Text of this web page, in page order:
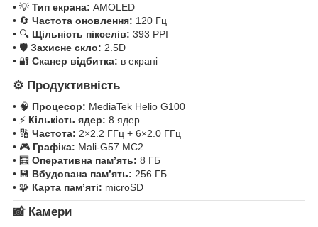
• 💡 Тип екрана: AMOLED
• 🔄 Частота оновлення: 120 Гц
• 🔍 Щільність пікселів: 393 PPI
• 🛡 Захисне скло: 2.5D
• 🔐 Сканер відбитка: в екрані
⚙️ Продуктивність
• 🧠 Процесор: MediaTek Helio G100
• ⚡ Кількість ядер: 8 ядер
• 🔢 Частота: 2×2.2 ГГц + 6×2.0 ГГц
• 🎮 Графіка: Mali-G57 MC2
• 🧮 Оперативна пам’ять: 8 ГБ
• 💾 Вбудована пам’ять: 256 ГБ
• 🧩 Карта пам’яті: microSD
📸 Камери